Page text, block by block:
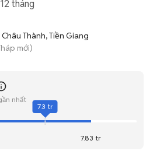
tháng
Thành, Tiền Giang
mới)
nhất
7.83 tr
7.3 tr